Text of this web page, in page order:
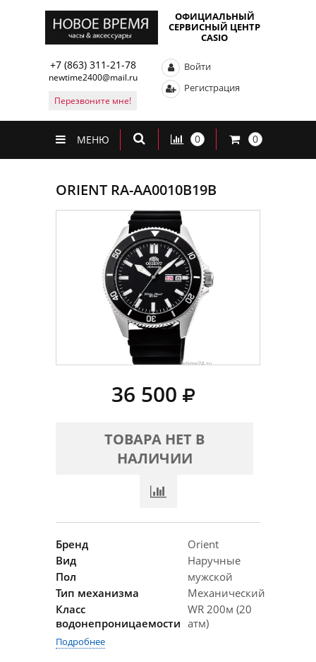
ОФИЦИАЛЬНЫЙ
СЕРВИСНЫЙ ЦЕНТР
CASIO
+7 (863) 311-21-78
newtime2400@mail.ru
Перезвоните мне!
Войти
Регистрация
МЕНЮ 0 0
ORIENT RA-AA0010B19B
36 500
ТОВАРА НЕТ В
НАЛИЧИИ
Бренд
Orient
Вид
Наручные
Пол
мужской
Тип механизма
Механический
Класс
водонепроницаемости
WR 200м (20
атм)
Подробнее